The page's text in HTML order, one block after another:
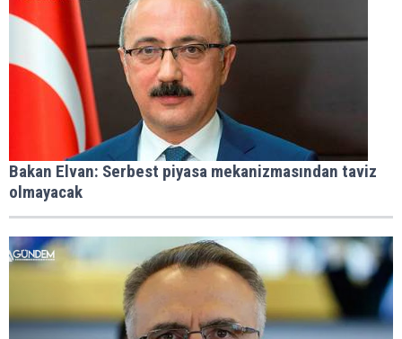
Bakan Elvan: Serbest piyasa mekanizmasından taviz
olmayacak